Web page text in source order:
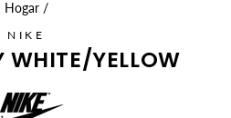
Hogar /
NIKE
WHITE/YELLOW